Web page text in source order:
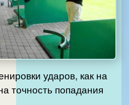
ударов, как на
точность попадания